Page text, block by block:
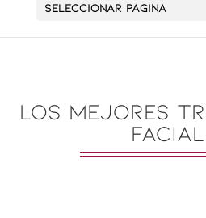
Seleccionar página
LOS MEJORES